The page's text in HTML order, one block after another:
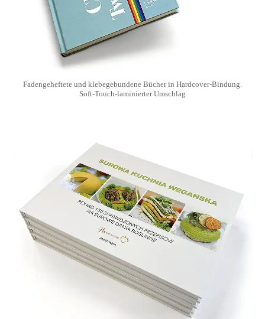
Fadengeheftete und klebegebundene Bücher in Hardcover-Bindung.
Soft-Touch-laminierter Umschlag